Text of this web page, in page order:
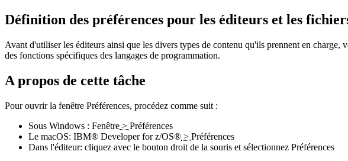
Définition des préférences pour les éditeurs et les
Avant d'utiliser les éditeurs ainsi que les divers types de contenu qu'ils prennent en
des fonctions spécifiques des langages de programmation.
A propos de cette tâche
Pour ouvrir la fenêtre Préférences, procédez comme suit :
Sous Windows : Fenêtre > Préférences
Le macOS: IBM® Developer for z/OS® > Préférences
Dans l'éditeur: cliquez avec le bouton droit de la souris et sélectionnez Préférences